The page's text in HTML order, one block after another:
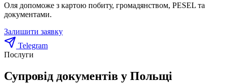
Оля допоможе з картою побиту, громадянством, PESEL та
документами.
Залишити заявку
Telegram
Послуги
Супровід документів у Польщі